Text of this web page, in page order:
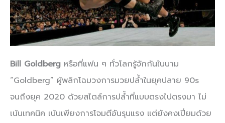
Bill Goldberg หรือที่แฟน ๆ ทั่วโลกรู้จักกันในนาม
“Goldberg” ผู้พลิกโฉมวงการมวยปล้ำในยุคปลาย 90s
จนถึงยุค 2020 ด้วยสไตล์การปล้ำที่แบบตรงไปตรงมา ไม่
เน้นเทคนิค เน้นเพียงการโจมตีอันรุนแรง แต่ยังคงเปี่ยมด้วย